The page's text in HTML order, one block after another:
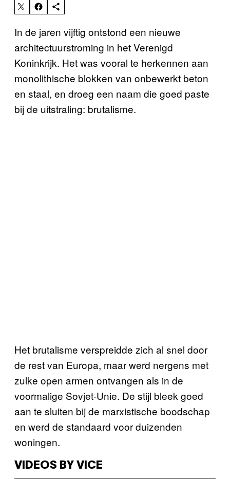
In de jaren vijftig ontstond een nieuwe
architectuurstroming in het Verenigd
Koninkrijk. Het was vooral te herkennen aan
monolithische blokken van onbewerkt beton
en staal, en droeg een naam die goed paste
bij de uitstraling: brutalisme.
Het brutalisme verspreidde zich al snel door
de rest van Europa, maar werd nergens met
zulke open armen ontvangen als in de
voormalige Sovjet-Unie. De stijl bleek goed
aan te sluiten bij de marxistische boodschap
en werd de standaard voor duizenden
woningen.
VIDEOS BY VICE